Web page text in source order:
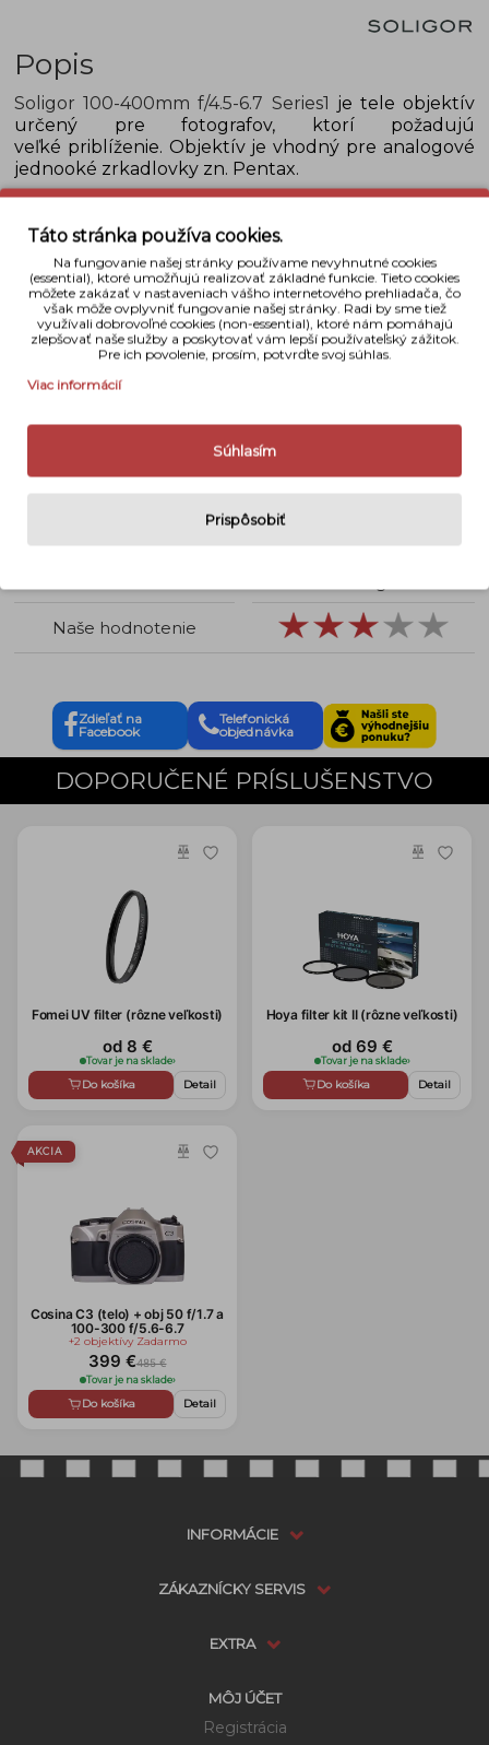
Popis
Soligor 100-400mm f/4.5-6.7 Series1 je tele objektív
určený pre fotografov, ktorí požadujú
veľké priblíženie. Objektív je vhodný pre analogové
jednooké zrkadlovky zn. Pentax.
Detaily
Bajonet
Pentax
Využitie objektívu
Portrét, Krajina, Astro
Typ ohniska
Zoom
Priemer filtrového
67 mm
Rozmery 74 mm x 162 mm
Naše hodnotenie
Zdieľať na
Facebook
Telefonická
objednávka
DOPORUČENÉ PRÍSLUŠENSTVO
Fomei UV filter (rôzne veľkosti)
od 8 €
Tovar je na sklade›
Do košíka Detail
Hoya filter kit II (rôzne veľkosti)
od 69 €
Tovar je na sklade›
Do košíka Detail
AKCIA
Cosina C3 (telo) + obj 50 f/1.7 a
100-300 f/5.6-6.7
+2 objektívy Zadarmo
399 €485 €
Tovar je na sklade›
Do košíka Detail
INFORMÁCIE
ZÁKAZNÍCKY SERVIS
EXTRA
MÔJ ÚČET
Registrácia
Táto stránka používa cookies.
Na fungovanie našej stránky používame nevyhnutné cookies
(essential), ktoré umožňujú realizovať základné funkcie. Tieto cookies
môžete zakázať v nastaveniach vášho internetového prehliadača, čo
však môže ovplyvniť fungovanie našej stránky. Radi by sme tiež
využívali dobrovoľné cookies (non-essential), ktoré nám pomáhajú
zlepšovať naše služby a poskytovať vám lepší používateľský zážitok.
Pre ich povolenie, prosím, potvrďte svoj súhlas.
Viac informácií
Súhlasím
Prispôsobiť